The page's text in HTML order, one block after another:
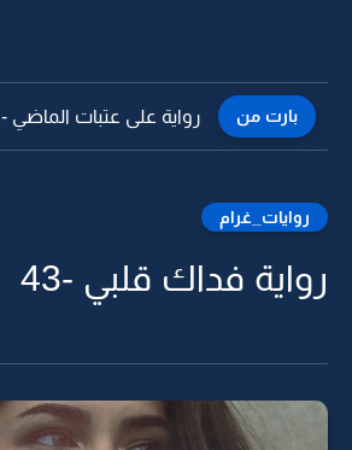
بارت من رواية على عتبات الماضي -21
روايات_غرام
رواية فداك قلبي -43